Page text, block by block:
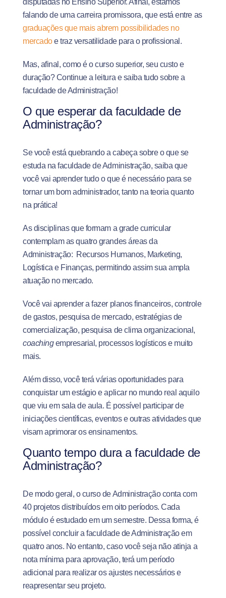
disputadas no Ensino Superior. Afinal, estamos
falando de uma carreira promissora, que está entre as
graduações que mais abrem possibilidades no
mercadoe traz versatilidade para o profissional.
Mas, afinal, como é o curso superior, seu custo e
duração? Continue a leitura e saiba tudo sobre a
faculdade de Administração!
O que esperar da faculdade de
Administração?
Se você está quebrando a cabeça sobre o que se
estuda na faculdade de Administração, saiba que
você vai aprender tudo o que é necessário para se
tornar um bom administrador, tanto na teoria quanto
na prática!
As disciplinas que formam a grade curricular
contemplam as quatro grandes áreas da
Administração: Recursos Humanos, Marketing,
Logística e Finanças, permitindo assim sua ampla
atuação no mercado.
Você vai aprender a fazer planos financeiros, controle
de gastos, pesquisa de mercado, estratégias de
comercialização, pesquisa de clima organizacional,
coachingempresarial, processos logísticos e muito
mais.
Além disso, você terá várias oportunidades para
conquistar um estágio e aplicar no mundo real aquilo
que viu em sala de aula. É possível participar de
iniciações científicas, eventos e outras atividades que
visam aprimorar os ensinamentos.
Quanto tempo dura a faculdade de
Administração?
De modo geral, o curso de Administração conta com
40 projetos distribuídos em oito períodos. Cada
módulo é estudado em um semestre. Dessa forma, é
possível concluir a faculdade de Administração em
quatro anos. No entanto, caso você seja não atinja a
nota mínima para aprovação, terá um período
adicional para realizar os ajustes necessários e
reapresentar seu projeto.